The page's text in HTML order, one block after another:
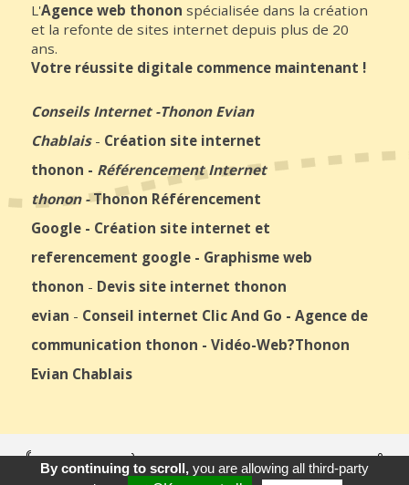
L'Agence web thonon spécialisée dans la création
et la refonte de sites internet depuis plus de 20
ans.
Votre réussite digitale commence maintenant !
Conseils Internet-Thonon Evian
Chablais- Création site internet
thonon - Référencement Internet
thonon-Thonon Référencement
Google - Création site internet et
referencement google - Graphisme web
thonon - Devis site internet thonon
evian - Conseil internet Clic And Go - Agence de
communication thonon - Vidéo-Web?Thonon
Evian Chablais
© 2026 Agence Web Thonon Les Bains - Référencement Google
Thonon Les Bains
Clic And Go
création site internet thonon
By continuing to scroll,you are allowing all third-party